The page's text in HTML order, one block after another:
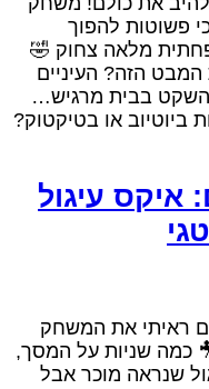
פשוטות להפוך
מלאה צחוק 🤣
הזה? העיניים
בבית מרגיש…
או בטיקטוק?
עיגול
ראיתי את המשחק
שניות על המסך,
שנראה מוכר אבל